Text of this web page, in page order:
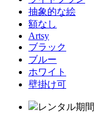
抽象的な絵
額なし
Artsy
ブラック
ブルー
ホワイト
壁掛け可
レンタル期間